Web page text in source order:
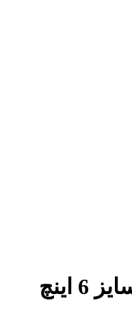
انبردست حرفه‌ای سایز 6 اینچ